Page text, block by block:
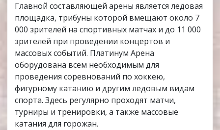
Главной составляющей арены является ледовая
площадка, трибуны которой вмещают около 7
000 зрителей на спортивных матчах и до 11 000
зрителей при проведении концертов и
массовых событий. Платинум Арена
оборудована всем необходимым для
проведения соревнований по хоккею,
фигурному катанию и другим ледовым видам
спорта. Здесь регулярно проходят матчи,
турниры и тренировки, а также массовые
катания для горожан.